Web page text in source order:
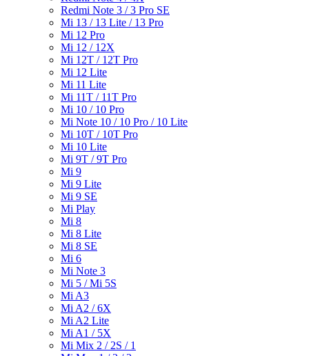
Redmi Note 3 / 3 Pro SE
Mi 13 / 13 Lite / 13 Pro
Mi 12 Pro
Mi 12 / 12X
Mi 12T / 12T Pro
Mi 12 Lite
Mi 11 Lite
Mi 11T / 11T Pro
Mi 10 / 10 Pro
Mi Note 10 / 10 Pro / 10 Lite
Mi 10T / 10T Pro
Mi 10 Lite
Mi 9T / 9T Pro
Mi 9
Mi 9 Lite
Mi 9 SE
Mi Play
Mi 8
Mi 8 Lite
Mi 8 SE
Mi 6
Mi Note 3
Mi 5 / Mi 5S
Mi A3
Mi A2 / 6X
Mi A2 Lite
Mi A1 / 5X
Mi Mix 2 / 2S / 1